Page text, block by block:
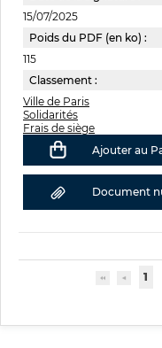
15/07/2025
Poids du PDF (en ko) :
115
Classement :
Ville de Paris
Solidarités
Frais de siège
Ajouter au
Document
1